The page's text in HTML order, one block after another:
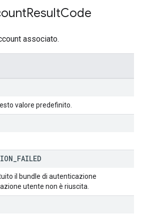
ResultCode
associato.
valore predefinito.
FAILED
il bundle di autenticazione
utente non è riuscita.